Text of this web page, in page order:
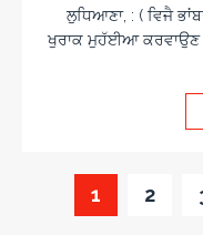
ਲੁਧਿਆਣਾ, : ( ਵਿਜੈ
ਖੁਰਾਕ ਮੁਹੱਈਆ ਕਰਵਾਉਣ
1 2